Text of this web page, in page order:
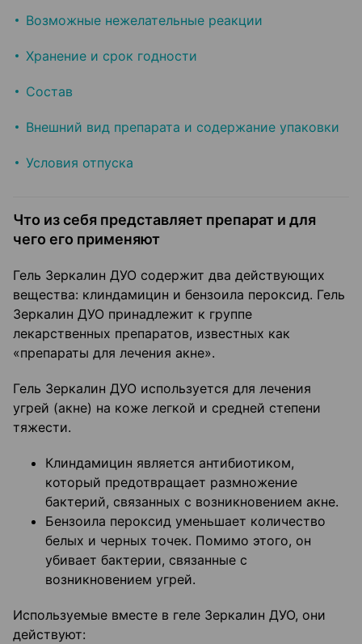
Возможные нежелательные реакции
Хранение и срок годности
Состав
Внешний вид препарата и содержание упаковки
Условия отпуска
Что из себя представляет препарат и для
чего его применяют
Гель Зеркалин ДУО содержит два действующих
вещества: клиндамицин и бензоила пероксид. Гель
Зеркалин ДУО принадлежит к группе
лекарственных препаратов, известных как
«препараты для лечения акне».
Гель Зеркалин ДУО используется для лечения
угрей (акне) на коже легкой и средней степени
тяжести.
Клиндамицин является антибиотиком,
который предотвращает размножение
бактерий, связанных с возникновением акне.
Бензоила пероксид уменьшает количество
белых и черных точек. Помимо этого, он
убивает бактерии, связанные с
возникновением угрей.
Используемые вместе в геле Зеркалин ДУО, они
действуют: